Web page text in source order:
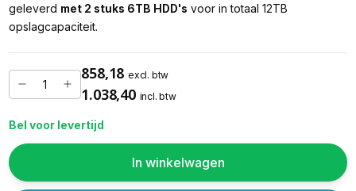
geleverd met 2 stuks 6TB HDD's voor in totaal 12TB
opslagcapaciteit.
858,18 excl. btw
1.038,40 incl. btw
Bel voor levertijd
In winkelwagen